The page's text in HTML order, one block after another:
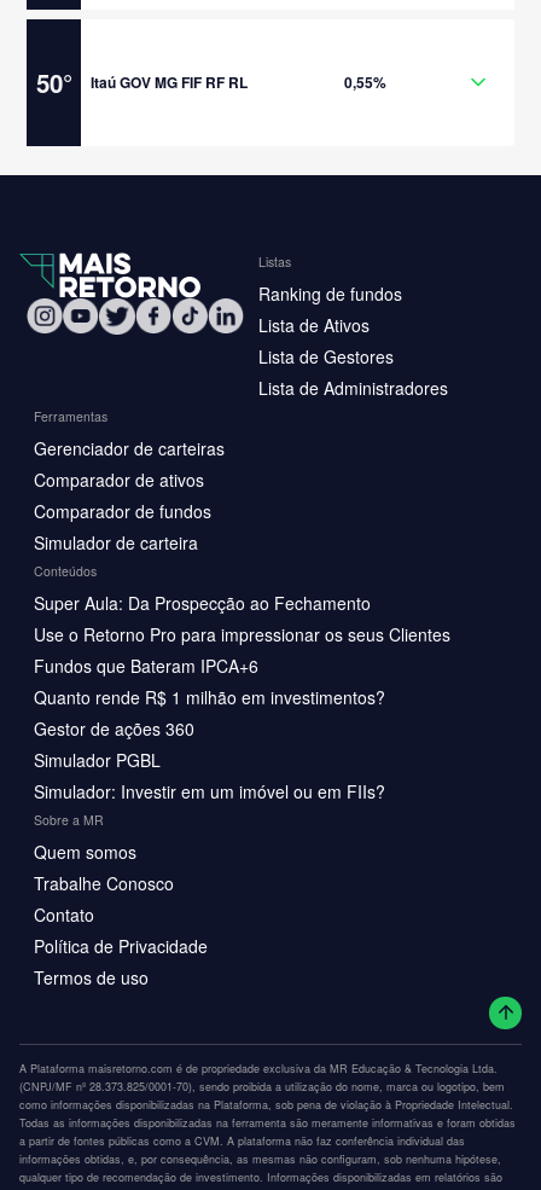
50° Itaú GOV MG FIF RF RL 0,55%
Listas
Ranking de fundos
Lista de Ativos
Lista de Gestores
Lista de Administradores
Ferramentas
Gerenciador de carteiras
Comparador de ativos
Comparador de fundos
Simulador de carteira
Conteúdos
Super Aula: Da Prospecção ao Fechamento
Use o Retorno Pro para impressionar os seus Clientes
Fundos que Bateram IPCA+6
Quanto rende R$ 1 milhão em investimentos?
Gestor de ações 360
Simulador PGBL
Simulador: Investir em um imóvel ou em FIIs?
Sobre a MR
Quem somos
Trabalhe Conosco
Contato
Política de Privacidade
Termos de uso
A Plataforma maisretorno.com é de propriedade exclusiva da MR Educação & Tecnologia Ltda.
(CNPJ/MF nº 28.373.825/0001-70), sendo proibida a utilização do nome, marca ou logotipo, bem
como informações disponibilizadas na Plataforma, sob pena de violação à Propriedade Intelectual.
Todas as informações disponibilizadas na ferramenta são meramente informativas e foram obtidas
a partir de fontes públicas como a CVM. A plataforma não faz conferência individual das
informações obtidas, e, por consequência, as mesmas não configuram, sob nenhuma hipótese,
qualquer tipo de recomendação de investimento. Informações disponibilizadas em relatórios são